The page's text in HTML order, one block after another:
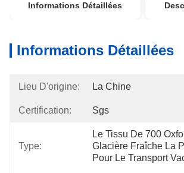
Informations Détaillées
Informations Détaillées
Lieu D'origine: La Chine
Certification: Sgs
Type:
Le Tissu De 700
Glacière Fraîche La
Pour Le Transport